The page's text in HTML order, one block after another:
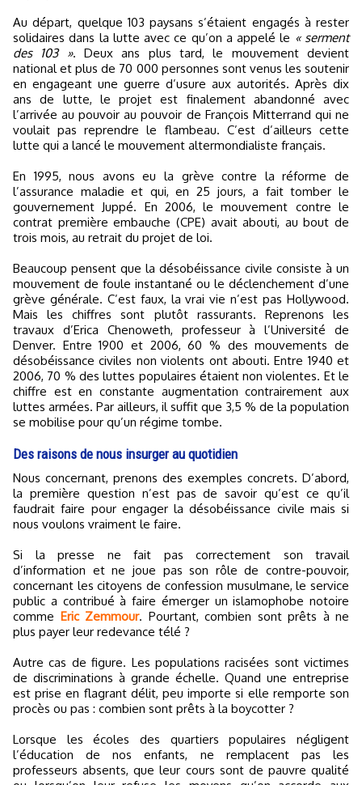
Au départ, quelque 103 paysans s’étaient engagés à rester
solidaires dans la lutte avec ce qu’on a appelé le « serment
des 103 ». Deux ans plus tard, le mouvement devient
national et plus de 70 000 personnes sont venus les soutenir
en engageant une guerre d’usure aux autorités. Après dix
ans de lutte, le projet est finalement abandonné avec
l’arrivée au pouvoir au pouvoir de François Mitterrand qui ne
voulait pas reprendre le flambeau. C’est d’ailleurs cette
lutte qui a lancé le mouvement altermondialiste français.
En 1995, nous avons eu la grève contre la réforme de
l’assurance maladie et qui, en 25 jours, a fait tomber le
gouvernement Juppé. En 2006, le mouvement contre le
contrat première embauche (CPE) avait abouti, au bout de
trois mois, au retrait du projet de loi.
Beaucoup pensent que la désobéissance civile consiste à un
mouvement de foule instantané ou le déclenchement d’une
grève générale. C’est faux, la vrai vie n’est pas Hollywood.
Mais les chiffres sont plutôt rassurants. Reprenons les
travaux d’Erica Chenoweth, professeur à l’Université de
Denver. Entre 1900 et 2006, 60 % des mouvements de
désobéissance civiles non violents ont abouti. Entre 1940 et
2006, 70 % des luttes populaires étaient non violentes. Et le
chiffre est en constante augmentation contrairement aux
luttes armées. Par ailleurs, il suffit que 3,5 % de la population
se mobilise pour qu’un régime tombe.
Des raisons de nous insurger au quotidien
Nous concernant, prenons des exemples concrets. D’abord,
la première question n’est pas de savoir qu’est ce qu’il
faudrait faire pour engager la désobéissance civile mais si
nous voulons vraiment le faire.
Si la presse ne fait pas correctement son travail
d’information et ne joue pas son rôle de contre-pouvoir,
concernant les citoyens de confession musulmane, le service
public a contribué à faire émerger un islamophobe notoire
comme Eric Zemmour. Pourtant, combien sont prêts à ne
plus payer leur redevance télé ?
Autre cas de figure. Les populations racisées sont victimes
de discriminations à grande échelle. Quand une entreprise
est prise en flagrant délit, peu importe si elle remporte son
procès ou pas : combien sont prêts à la boycotter ?
Lorsque les écoles des quartiers populaires négligent
l’éducation de nos enfants, ne remplacent pas les
professeurs absents, que leur cours sont de pauvre qualité